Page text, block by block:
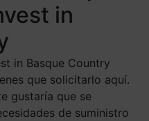
in
in Basque Country
que solicitarlo aquí.
gustaría que se
de suministro